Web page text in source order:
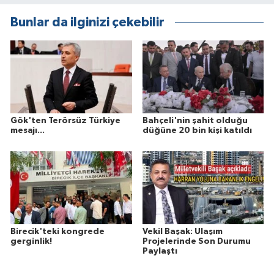
Bunlar da ilginizi çekebilir
Gök'ten Terörsüz Türkiye
mesajı...
Bahçeli'nin şahit olduğu
düğüne 20 bin kişi katıldı
Birecik'teki kongrede
gerginlik!
Vekil Başak: Ulaşım
Projelerinde Son Durumu
Paylaştı